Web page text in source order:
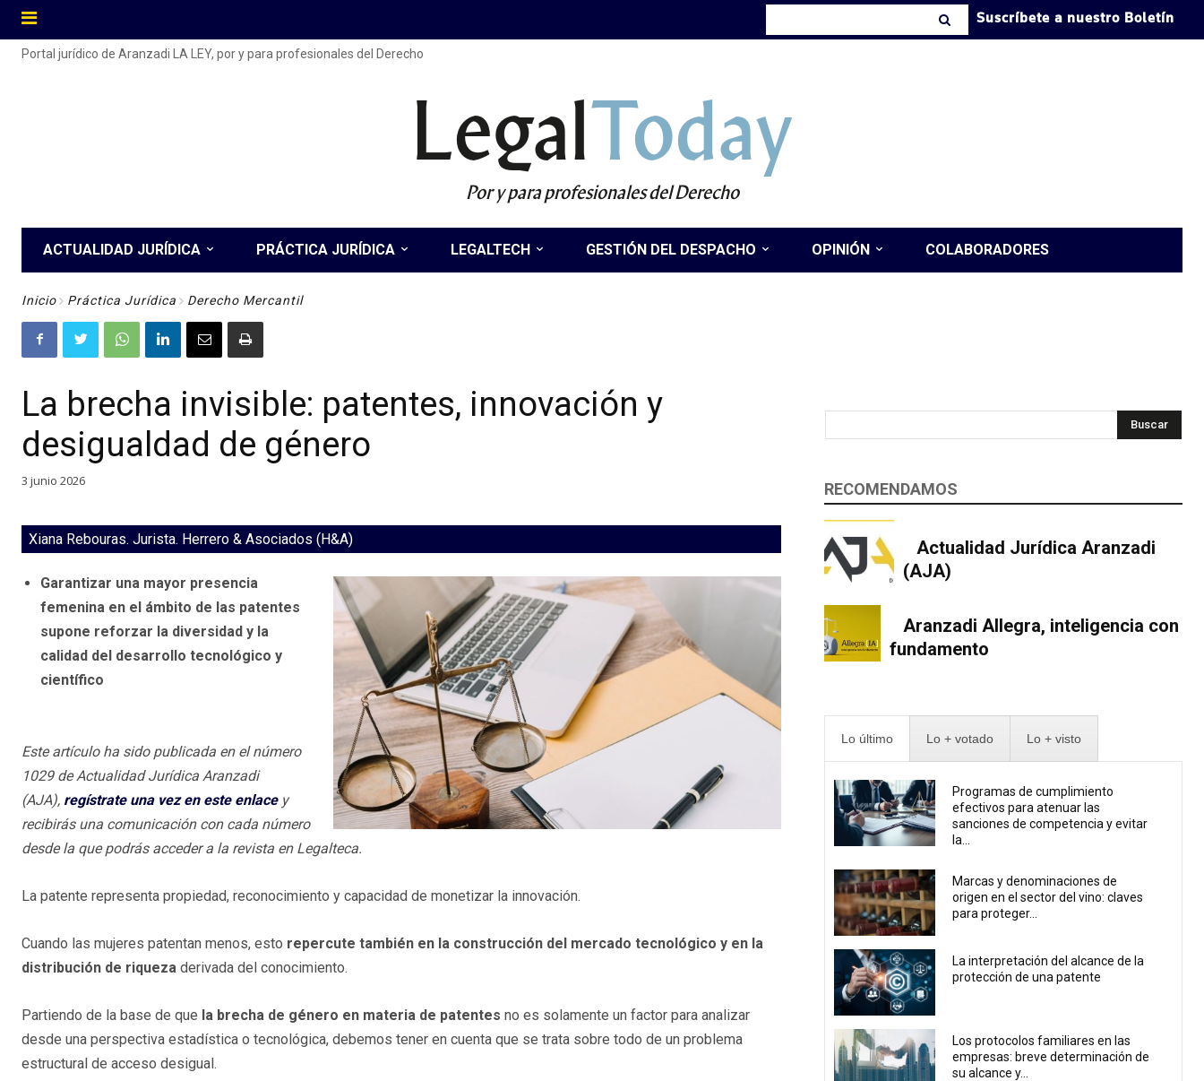
Suscríbete a nuestro Boletín
Portal jurídico de Aranzadi LA LEY, por y para profesionales del Derecho
LegalToday
Por y para profesionales del Derecho
ACTUALIDAD JURÍDICA PRÁCTICA JURÍDICA LEGALTECH GESTIÓN DEL DESPACHO OPINIÓN COLABORADORES
Inicio Práctica Jurídica Derecho Mercantil
La brecha invisible: patentes, innovación y
desigualdad de género
3 junio 2026
Xiana Rebouras. Jurista. Herrero & Asociados (H&A)
Garantizar una mayor presencia
femenina en el ámbito de las patentes
supone reforzar la diversidad y la
calidad del desarrollo tecnológico y
científico
Este artículo ha sido publicada en el número
1029 de Actualidad Jurídica Aranzadi
(AJA), regístrate una vez en este enlacey
recibirás una comunicación con cada número
desde la que podrás acceder a la revista en Legalteca.
La patente representa propiedad, reconocimiento y capacidad de monetizar la innovación.
Cuando las mujeres patentan menos, esto repercute también en la construcción del mercado tecnológico y en la
distribución de riqueza derivada del conocimiento.
Partiendo de la base de que la brecha de género en materia de patentes no es solamente un factor para analizar
desde una perspectiva estadística o tecnológica, debemos tener en cuenta que se trata sobre todo de un problema
estructural de acceso desigual.
Buscar
RECOMENDAMOS
Actualidad Jurídica Aranzadi
(AJA)
Aranzadi Allegra, inteligencia con
fundamento
Lo último Lo + votado Lo + visto
Programas de cumplimiento
efectivos para atenuar las
sanciones de competencia y evitar
la...
Marcas y denominaciones de
origen en el sector del vino: claves
para proteger...
La interpretación del alcance de la
protección de una patente
Los protocolos familiares en las
empresas: breve determinación de
su alcance y...